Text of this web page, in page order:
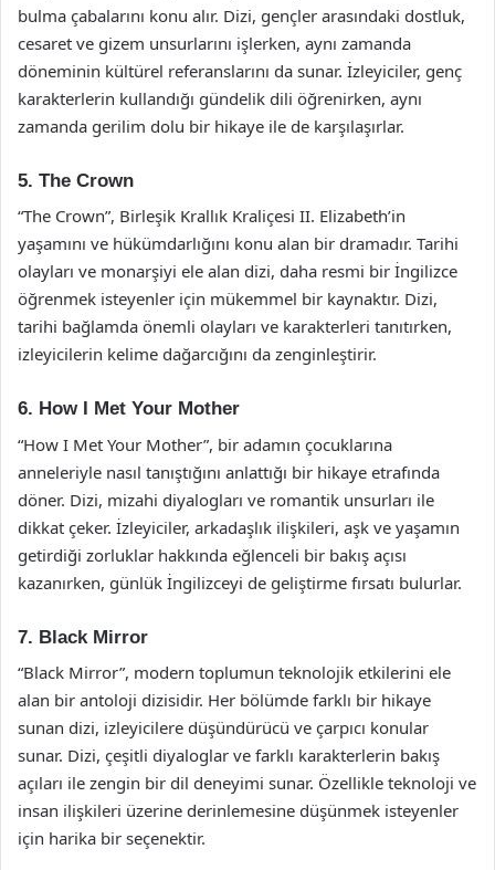
bulma çabalarını konu alır. Dizi, gençler arasındaki dostluk,
cesaret ve gizem unsurlarını işlerken, aynı zamanda
döneminin kültürel referanslarını da sunar. İzleyiciler, genç
karakterlerin kullandığı gündelik dili öğrenirken, aynı
zamanda gerilim dolu bir hikaye ile de karşılaşırlar.
5. The Crown
“The Crown”, Birleşik Krallık Kraliçesi II. Elizabeth’in
yaşamını ve hükümdarlığını konu alan bir dramadır. Tarihi
olayları ve monarşiyi ele alan dizi, daha resmi bir İngilizce
öğrenmek isteyenler için mükemmel bir kaynaktır. Dizi,
tarihi bağlamda önemli olayları ve karakterleri tanıtırken,
izleyicilerin kelime dağarcığını da zenginleştirir.
6. How I Met Your Mother
“How I Met Your Mother”, bir adamın çocuklarına
anneleriyle nasıl tanıştığını anlattığı bir hikaye etrafında
döner. Dizi, mizahi diyalogları ve romantik unsurları ile
dikkat çeker. İzleyiciler, arkadaşlık ilişkileri, aşk ve yaşamın
getirdiği zorluklar hakkında eğlenceli bir bakış açısı
kazanırken, günlük İngilizceyi de geliştirme fırsatı bulurlar.
7. Black Mirror
“Black Mirror”, modern toplumun teknolojik etkilerini ele
alan bir antoloji dizisidir. Her bölümde farklı bir hikaye
sunan dizi, izleyicilere düşündürücü ve çarpıcı konular
sunar. Dizi, çeşitli diyaloglar ve farklı karakterlerin bakış
açıları ile zengin bir dil deneyimi sunar. Özellikle teknoloji ve
insan ilişkileri üzerine derinlemesine düşünmek isteyenler
için harika bir seçenektir.